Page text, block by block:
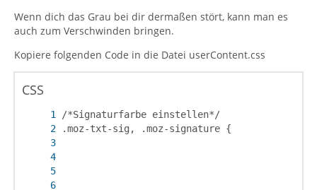
Wenn dich das Grau bei dir dermaßen stört, kann man es
auch zum Verschwinden bringen.
Kopiere folgenden Code in die Datei userContent.css
CSS